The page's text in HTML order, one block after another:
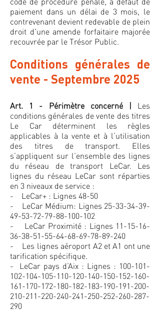
paiement dans un délai de 3 mois, le
contrevenant devient redevable de plein
droit d'une amende forfaitaire majorée
recouvrée par le Trésor Public.
Conditions générales de
vente - Septembre 2025
Art. 1 - Périmètre concerné | Les
conditions générales de vente des titres
Le Car déterminent les règles
applicables à la vente et à l’utilisation
des titres de transport. Elles
s’appliquent sur l’ensemble des lignes
du réseau de transport LeCar. Les
lignes du réseau LeCar sont réparties
en 3 niveaux de service :
- LeCar+ : Lignes 48-50
- LeCar Médium: Lignes 25-33-34-39-
49-53-72-79-88-100-102
- LeCar Proximité : Lignes 11-15-16-
36-38-51-55-64-68-69-78-89-240
- Les lignes aéroport A2 et A1 ont une
tarification spécifique.
- LeCar pays d’Aix : Lignes : 100-101-
102-104-105-110-120-140-150-152-160-
161-170-172-180-182-183-190-191-200-
210-211-220-240-241-250-252-260-287-
290